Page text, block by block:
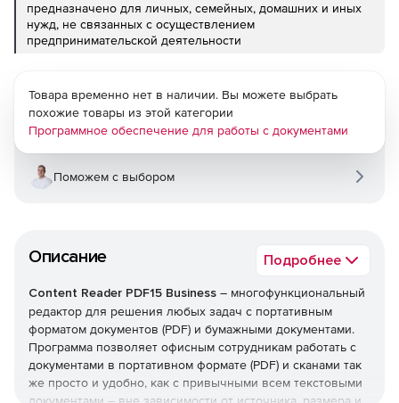
предназначено для личных, семейных, домашних и иных
нужд, не связанных с осуществлением
предпринимательской деятельности
Описание Подробнее
Content Reader PDF​15 Business – многофункциональный
редактор для решения любых задач с портативным
форматом документов (PDF) и бумажными документами.
Программа позволяет офисным сотрудникам работать с
документами в портативном формате (PDF) и сканами так
же просто и удобно, как с привычными всем текстовыми
Товара временно нет в наличии. Вы можете выбрать
похожие товары из этой категории
Программное обеспечение для работы с документами
Поможем с выбором